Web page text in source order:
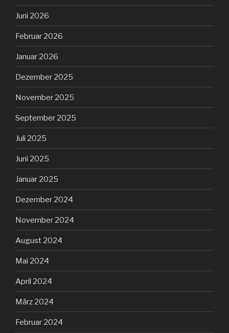
Juni 2026
Februar 2026
Januar 2026
Dezember 2025
November 2025
September 2025
Juli 2025
Juni 2025
Januar 2025
Dezember 2024
November 2024
August 2024
Mai 2024
April 2024
März 2024
Februar 2024